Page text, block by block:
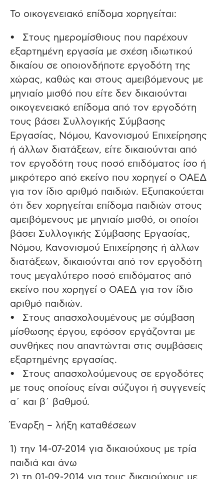
Το οικογενειακό επίδομα χορηγείται:
• Στους ημερομίσθιους που παρέχουν
εξαρτημένη εργασία με σχέση ιδιωτικού
δικαίου σε οποιονδήποτε εργοδότη της
χώρας, καθώς και στους αμειβόμενους με
μηνιαίο μισθό που είτε δεν δικαιούνται
οικογενειακό επίδομα από τον εργοδότη
τους βάσει Συλλογικής Σύμβασης
Εργασίας, Νόμου, Κανονισμού Επιχείρησης
ή άλλων διατάξεων, είτε δικαιούνται από
τον εργοδότη τους ποσό επιδόματος ίσο ή
μικρότερο από εκείνο που χορηγεί ο ΟΑΕΔ
για τον ίδιο αριθμό παιδιών. Εξυπακούεται
ότι δεν χορηγείται επίδομα παιδιών στους
αμειβόμενους με μηνιαίο μισθό, οι οποίοι
βάσει Συλλογικής Σύμβασης Εργασίας,
Νόμου, Κανονισμού Επιχείρησης ή άλλων
διατάξεων, δικαιούνται από τον εργοδότη
τους μεγαλύτερο ποσό επιδόματος από
εκείνο που χορηγεί ο ΟΑΕΔ για τον ίδιο
αριθμό παιδιών.
• Στους απασχολουμένους με σύμβαση
μίσθωσης έργου, εφόσον εργάζονται με
συνθήκες που απαντώνται στις συμβάσεις
εξαρτημένης εργασίας.
• Στους απασχολούμενους σε εργοδότες
με τους οποίους είναι σύζυγοι ή συγγενείς
α΄ και β΄ βαθμού.
Έναρξη – λήξη καταθέσεων
1) την 14-07-2014 για δικαιούχους με τρία
παιδιά και άνω